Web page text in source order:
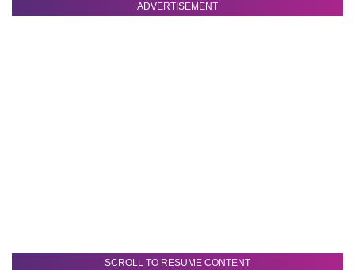
ADVERTISEMENT
SCROLL TO RESUME CONTENT